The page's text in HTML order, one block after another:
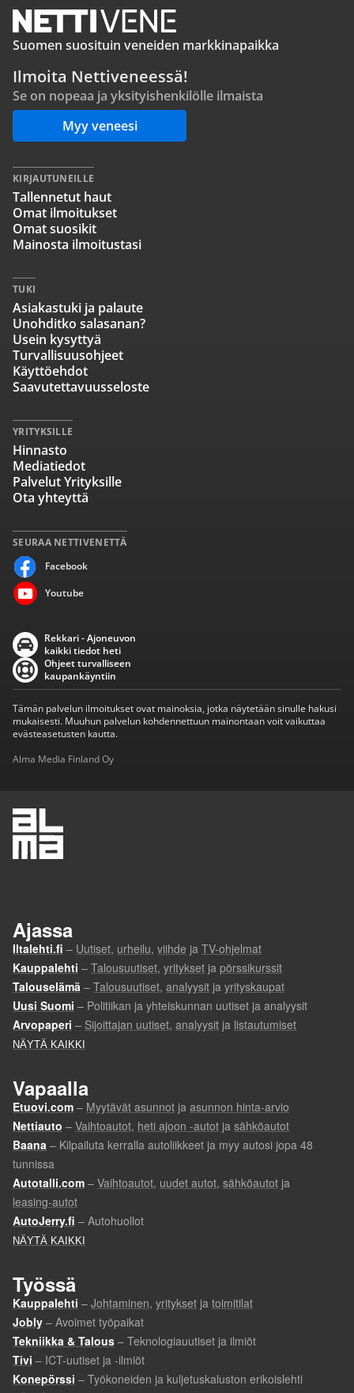
Suomen suosituin veneiden markkinapaikka
Ilmoita Nettiveneessä!
Se on nopeaa ja yksityishenkilölle ilmaista
Myy veneesi
SEURAA NETTIVENETTÄ
Facebook
Youtube
KIRJAUTUNEILLE
Tallennetut haut
Omat ilmoitukset
Omat suosikit
Mainosta ilmoitustasi
TUKI
Asiakastuki ja palaute
Unohditko salasanan?
Usein kysyttyä
Turvallisuusohjeet
Käyttöehdot
Saavutettavuusseloste
YRITYKSILLE
Hinnasto
Mediatiedot
Palvelut Yrityksille
Ota yhteyttä
Rekkari - Ajoneuvon
kaikki tiedot heti
Ohjeet turvalliseen
kaupankäyntiin
Tämän palvelun ilmoitukset ovat mainoksia, jotka näytetään sinulle hakusi
mukaisesti. Muuhun palvelun kohdennettuun mainontaan voit vaikuttaa
evästeasetusten kautta.
Alma Media Finland Oy